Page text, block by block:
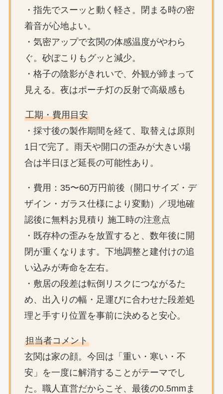
・指先でスーッと動く軽さ。閉まる時の密
着音が心地よい。
・気密アップで玄関の体感温度がやわら
ぐ。砂ぼこりもグッと減少。
・格子の陰影がきれいで、外観が締まって
見える。夜はポーチ灯の反射で高級感も
工期・費用目安
・採寸後の製作期間を経て、取替えは原則
1日で完了。雨天や開口の歪みが大きい場
合は半日ほど延長の可能性あり。
・費用：35〜60万円前後（開口サイズ・デ
ザイン・ガラス仕様により変動）／現地確
認後に無料お見積り 施工時の注意点
・既存枠の歪みを放置すると、数年後に開
閉が重くなります。下地調整と建付けの追
い込みが寿命を左右。
・敷居の段差は転倒リスクにつながるた
め、出入りの幅・足運びに合わせた段差処
理と手すり位置を事前に決めると安心。
担当者コメント
玄関は家の顔。今回は「重い・寒い・不
安」を一度に解消することがテーマでし
た。職人直営だからこそ、最後の0.5mmま